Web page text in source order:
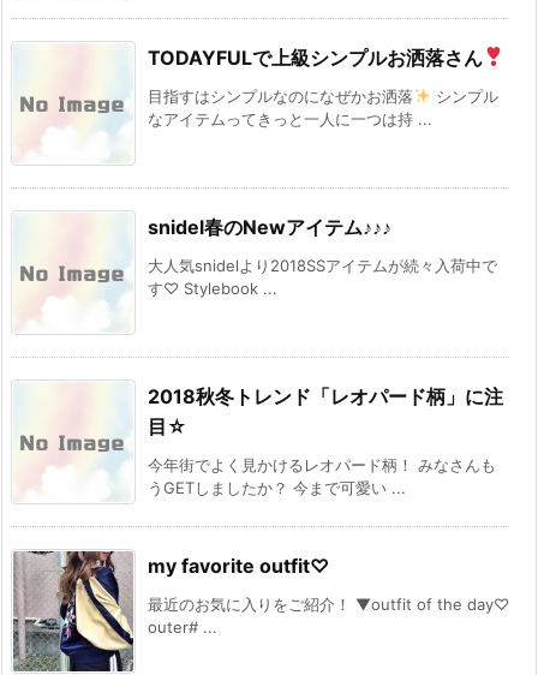
TODAYFULで上級シンプルお洒落さん
目指すはシンプルなのになぜかお洒落
シンプル
なアイテムってきっと一人に一つは持 ...
snidel春のNewアイテム♪♪♪
大人気snidelより2018SSアイテムが続々入荷中で
す♡ Stylebook ...
2018秋冬トレンド「レオパード柄」に注
目☆
今年街でよく見かけるレオパード柄！ みなさんも
うGETしましたか？ 今まで可愛い ...
my favorite outfit♡
最近のお気に入りをご紹介！ ▼outfit of the day♡
outer# ...